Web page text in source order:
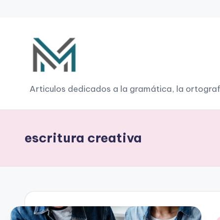
contenido
G
r
a
á
ti
c
Articulos dedicados a la gramática, la
escritura creativa